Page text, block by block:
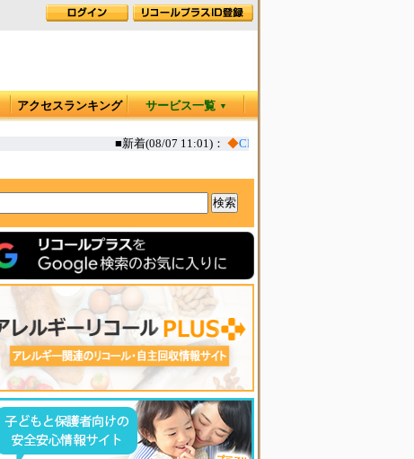
アクセスランキング サービス一覧 ▼
■新着(08/07 11:01)： ◆CITEN パンツ 一部水洗い後に丈縮